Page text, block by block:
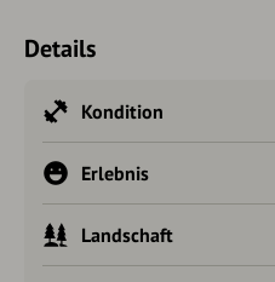
Details
Kondition
Erlebnis
Landschaft